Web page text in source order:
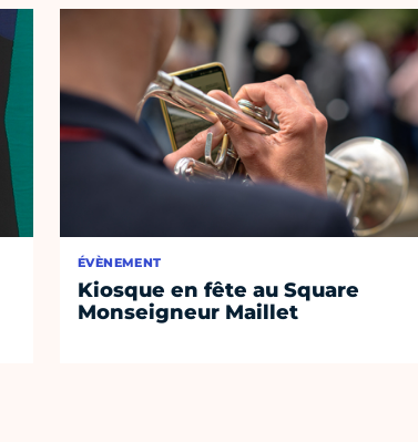
ÉVÈNEMENT
Kiosque en fête au Square
Monseigneur Maillet